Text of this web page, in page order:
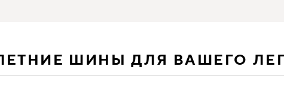
ШИНЫ ДЛЯ ВАШЕГО